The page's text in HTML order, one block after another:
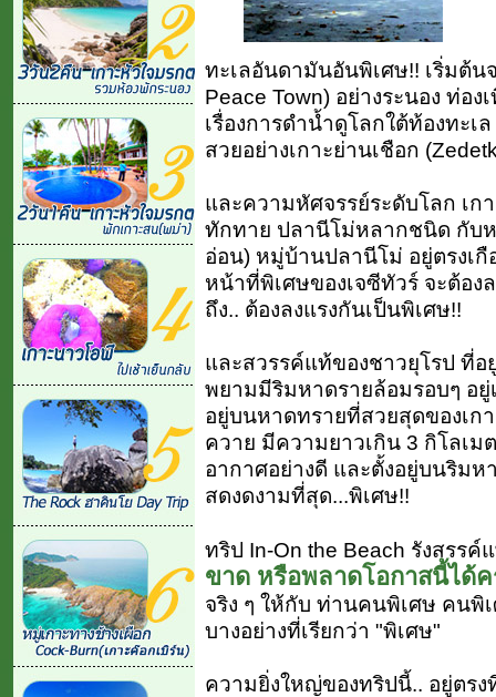
ทะเลอันดามันอันพิเศษ!! เริ่มต้น
Peace Town) อย่างระนอง ท่อ
เรื่องการดำน้ำดูโลกใต้ท้องทะ
สวยอย่างเกาะย่านเชือก
และความหัศจรรย์ระดับโลก เก
ทักทาย ปลานีโม่หลากชนิด กับ
อ่อน) หมู่บ้านปลานีโม่ อยู่ตรงเกื
หน้าที่พิเศษของเจซีทัวร์ จะต้อง
ถึง.. ต้องลงแรงกันเป็นพิเศษ!!
และสวรรค์แท้ของชาวยุโรป ที่อ
พยามมีริมหาดรายล้อมรอบๆ อ
อยู่บนหาดทรายที่สวยสุดของเก
ควาย มีความยาวเกิน 3 กิโลเม
อากาศอย่างดี และตั้งอยู่บนริม
สดงดงามที่สุด...พิเศษ!!
ทริป In-On the Beach รังสรร
ขาด หรือพลาดโอกาสนี้ได้
จริง ๆ ให้กับ ท่านคนพิเศษ คนพิ
บางอย่างที่เรียกว่า "พิเศษ"
ความยิ่งใหญ่ของทริปนี้.. อยู่ตร